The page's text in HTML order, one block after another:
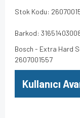
Stok Kodu:
Barkod:
Bosch - Extra Hard
2607001557
Kullanıcı